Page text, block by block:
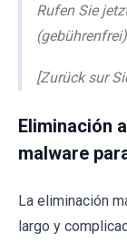
Rufen Sie
(gebührenfrei)
[Zurück sur
Eliminación
malware
La eliminación
largo y